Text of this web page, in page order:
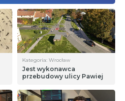
Kategoria: Wrocław
Jest wykonawca
przebudowy ulicy Pawiej